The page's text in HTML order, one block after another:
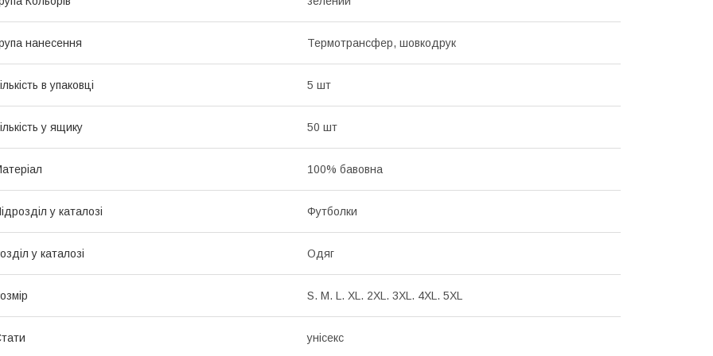
нанесення Термотрансфер, шовкодрук
в упаковці 5 шт
у ящику 50 шт
100% бавовна
у каталозі Футболки
у каталозі Одяг
S. M. L. XL. 2XL. 3XL. 4XL. 5XL
унісекс